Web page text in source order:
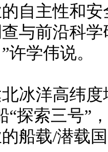
自主性和
与前沿科
许学伟说。
洋高纬度
“探索三号”
船载/潜载